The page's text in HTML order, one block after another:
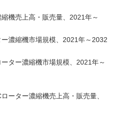
売上高・販売量、2021年～
縮機市場規模、2021年～2032
ー濃縮機市場規模、2021年～
ター濃縮機売上高・販売量、